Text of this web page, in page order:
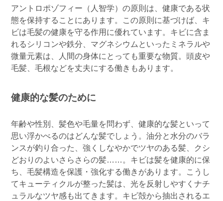
アントロポゾフィー（人智学）の原則は、健康である状
態を保持することにあります。この原則に基づけば、キ
ビは毛髪の健康を守る作用に優れています。キビに含ま
れるシリコンや鉄分、マグネシウムといったミネラルや
微量元素は、人間の身体にとっても重要な物質。頭皮や
毛髪、毛根などを丈夫にする働きもあります。
健康的な髪のために
年齢や性別、髪色や毛量を問わず、健康的な髪といって
思い浮かべるのはどんな髪でしょう。油分と水分のバラ
ンスが釣り合った、強くしなやかでツヤのある髪、クシ
どおりのよいさらさらの髪……。キビは髪を健康的に保
ち、毛髪構造を保護・強化する働きがあります。こうし
てキューティクルが整った髪は、光を反射しやすくナチ
ュラルなツヤ感も出てきます。キビ殻から抽出されるエ